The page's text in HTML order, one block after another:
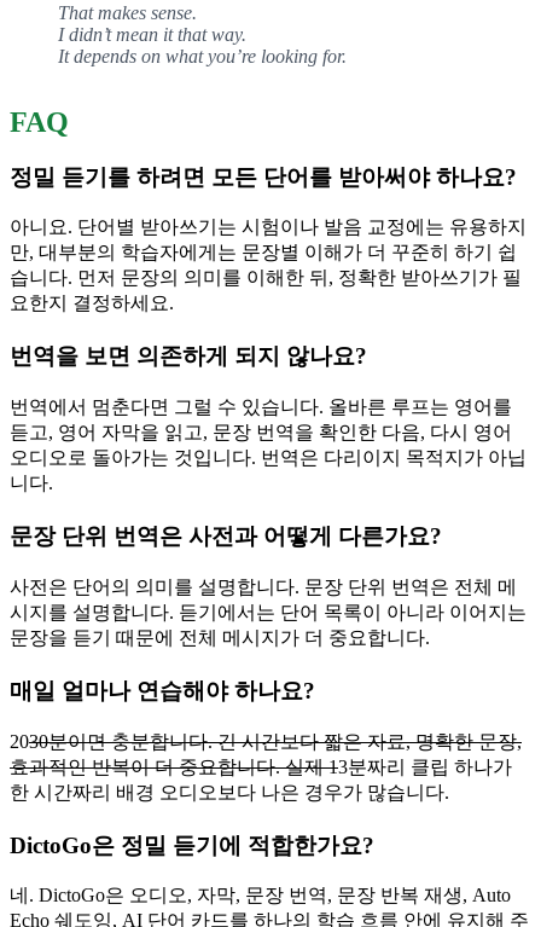
That makes sense.
I didn’t mean it that way.
It depends on what you’re looking for.
FAQ
정밀 듣기를 하려면 모든 단어를 받아써야 하나요?
아니요. 단어별 받아쓰기는 시험이나 발음 교정에는 유용하지
만, 대부분의 학습자에게는 문장별 이해가 더 꾸준히 하기 쉽
습니다. 먼저 문장의 의미를 이해한 뒤, 정확한 받아쓰기가 필
요한지 결정하세요.
번역을 보면 의존하게 되지 않나요?
번역에서 멈춘다면 그럴 수 있습니다. 올바른 루프는 영어를
듣고, 영어 자막을 읽고, 문장 번역을 확인한 다음, 다시 영어
오디오로 돌아가는 것입니다. 번역은 다리이지 목적지가 아닙
니다.
문장 단위 번역은 사전과 어떻게 다른가요?
사전은 단어의 의미를 설명합니다. 문장 단위 번역은 전체 메
시지를 설명합니다. 듣기에서는 단어 목록이 아니라 이어지는
문장을 듣기 때문에 전체 메시지가 더 중요합니다.
매일 얼마나 연습해야 하나요?
2030분이면 충분합니다. 긴 시간보다 짧은 자료, 명확한 문장,
효과적인 반복이 더 중요합니다. 실제 13분짜리 클립 하나가
한 시간짜리 배경 오디오보다 나은 경우가 많습니다.
DictoGo은 정밀 듣기에 적합한가요?
네. DictoGo은 오디오, 자막, 문장 번역, 문장 반복 재생, Auto
Echo 쉐도잉, AI 단어 카드를 하나의 학습 흐름 안에 유지해 주